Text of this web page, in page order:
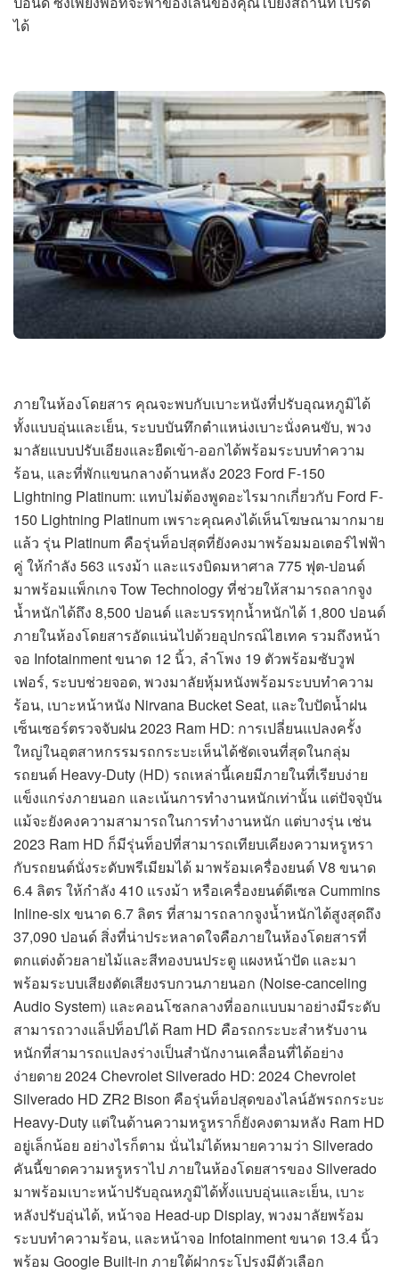
ได้
ภายในห้องโดยสาร คุณจะพบกับเบาะหนังที่ปรับอุณหภูมิได้
ทั้งแบบอุ่นและเย็น, ระบบบันทึกตำแหน่งเบาะนั่งคนขับ, พวง
มาลัยแบบปรับเอียงและยืดเข้า-ออกได้พร้อมระบบทำความ
ร้อน, และที่พักแขนกลางด้านหลัง 2023 Ford F-150
Lightning Platinum: แทบไม่ต้องพูดอะไรมากเกี่ยวกับ Ford F-
150 Lightning Platinum เพราะคุณคงได้เห็นโฆษณามากมาย
แล้ว รุ่น Platinum คือรุ่นท็อปสุดที่ยังคงมาพร้อมมอเตอร์ไฟฟ้า
คู่ ให้กำลัง 563 แรงม้า และแรงบิดมหาศาล 775 ฟุต-ปอนด์
มาพร้อมแพ็กเกจ Tow Technology ที่ช่วยให้สามารถลากจูง
น้ำหนักได้ถึง 8,500 ปอนด์ และบรรทุกน้ำหนักได้ 1,800 ปอนด์
ภายในห้องโดยสารอัดแน่นไปด้วยอุปกรณ์ไฮเทค รวมถึงหน้า
จอ Infotainment ขนาด 12 นิ้ว, ลำโพง 19 ตัวพร้อมซับวูฟ
เฟอร์, ระบบช่วยจอด, พวงมาลัยหุ้มหนังพร้อมระบบทำความ
ร้อน, เบาะหน้าหนัง Nirvana Bucket Seat, และใบปัดน้ำฝน
เซ็นเซอร์ตรวจจับฝน 2023 Ram HD: การเปลี่ยนแปลงครั้ง
ใหญ่ในอุตสาหกรรมรถกระบะเห็นได้ชัดเจนที่สุดในกลุ่ม
รถยนต์ Heavy-Duty (HD) รถเหล่านี้เคยมีภายในที่เรียบง่าย
แข็งแกร่งภายนอก และเน้นการทำงานหนักเท่านั้น แต่ปัจจุบัน
แม้จะยังคงความสามารถในการทำงานหนัก แต่บางรุ่น เช่น
2023 Ram HD ก็มีรุ่นท็อปที่สามารถเทียบเคียงความหรูหรา
กับรถยนต์นั่งระดับพรีเมียมได้ มาพร้อมเครื่องยนต์ V8 ขนาด
6.4 ลิตร ให้กำลัง 410 แรงม้า หรือเครื่องยนต์ดีเซล Cummins
Inline-six ขนาด 6.7 ลิตร ที่สามารถลากจูงน้ำหนักได้สูงสุดถึง
37,090 ปอนด์ สิ่งที่น่าประหลาดใจคือภายในห้องโดยสารที่
ตกแต่งด้วยลายไม้และสีทองบนประตู แผงหน้าปัด และมา
พร้อมระบบเสียงตัดเสียงรบกวนภายนอก (Noise-canceling
Audio System) และคอนโซลกลางที่ออกแบบมาอย่างมีระดับ
สามารถวางแล็ปท็อปได้ Ram HD คือรถกระบะสำหรับงาน
หนักที่สามารถแปลงร่างเป็นสำนักงานเคลื่อนที่ได้อย่าง
ง่ายดาย 2024 Chevrolet Silverado HD: 2024 Chevrolet
Silverado HD ZR2 Bison คือรุ่นท็อปสุดของไลน์อัพรถกระบะ
Heavy-Duty แต่ในด้านความหรูหราก็ยังคงตามหลัง Ram HD
อยู่เล็กน้อย อย่างไรก็ตาม นั่นไม่ได้หมายความว่า Silverado
คันนี้ขาดความหรูหราไป ภายในห้องโดยสารของ Silverado
มาพร้อมเบาะหน้าปรับอุณหภูมิได้ทั้งแบบอุ่นและเย็น, เบาะ
หลังปรับอุ่นได้, หน้าจอ Head-up Display, พวงมาลัยพร้อม
ระบบทำความร้อน, และหน้าจอ Infotainment ขนาด 13.4 นิ้ว
พร้อม Google Built-in ภายใต้ฝากระโปรงมีตัวเลือก